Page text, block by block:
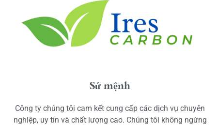
Sứ mệnh
Công ty chúng tôi cam kết cung cấp các dịch vụ chuyên
nghiệp, uy tín và chất lượng cao. Chúng tôi không ngừng